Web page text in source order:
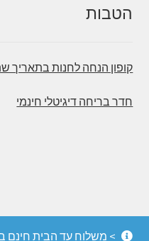
הטבות
קופון הנחה לחנות בתאריך
חדר בריחה דיגיטלי חינמי